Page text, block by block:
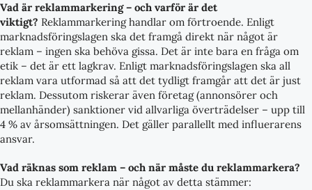
Vad är reklammarkering – och varför är det
viktigt? Reklammarkering handlar om förtroende. Enligt
marknadsföringslagen ska det framgå direkt när något är
reklam – ingen ska behöva gissa. Det är inte bara en fråga om
etik – det är ett lagkrav. Enligt marknadsföringslagen ska all
reklam vara utformad så att det tydligt framgår att det är just
reklam. Dessutom riskerar även företag (annonsörer och
mellanhänder) sanktioner vid allvarliga överträdelser – upp till
4 % av årsomsättningen. Det gäller parallellt med influerarens
ansvar.
Vad räknas som reklam – och när måste du reklammarkera?
Du ska reklammarkera när något av detta stämmer: